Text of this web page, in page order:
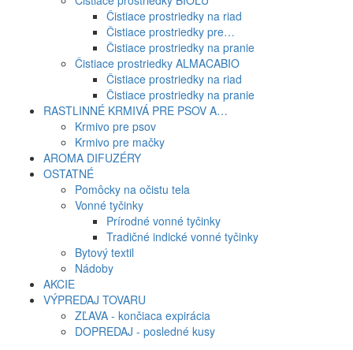
Čistiace prostriedky na riad
Čistiace prostriedky pre…
Čistiace prostriedky na pranie
Čistiace prostriedky ALMACABIO
Čistiace prostriedky na riad
Čistiace prostriedky na pranie
RASTLINNÉ KRMIVÁ PRE PSOV A…
Krmivo pre psov
Krmivo pre mačky
AROMA DIFUZÉRY
OSTATNÉ
Pomôcky na očistu tela
Vonné tyčinky
Prírodné vonné tyčinky
Tradičné indické vonné tyčinky
Bytový textil
Nádoby
AKCIE
VÝPREDAJ TOVARU
ZĽAVA - končiaca expirácia
DOPREDAJ - posledné kusy